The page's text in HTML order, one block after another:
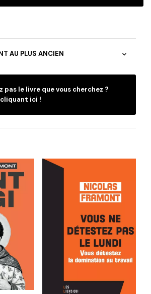
pas le livre que vous cherchez ?
ici !